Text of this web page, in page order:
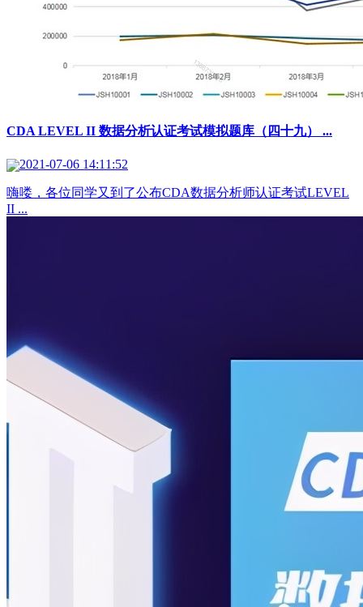
CDA LEVEL II 数据分析认证考试模拟题库（四十九） ...
2021-07-06 14:11:52
嗨喽，各位同学又到了公布CDA数据分析师认证考试LEVEL
II ...